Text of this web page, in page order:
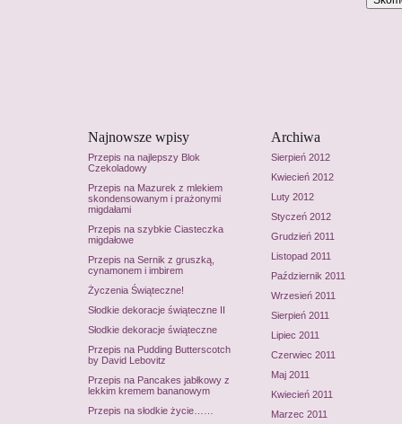
Najnowsze wpisy
Przepis na najlepszy Blok
Czekoladowy
Przepis na Mazurek z mlekiem
skondensowanym i prażonymi
migdałami
Przepis na szybkie Ciasteczka
migdałowe
Przepis na Sernik z gruszką,
cynamonem i imbirem
Życzenia Świąteczne!
Słodkie dekoracje świąteczne II
Słodkie dekoracje świąteczne
Przepis na Pudding Butterscotch
by David Lebovitz
Przepis na Pancakes jabłkowy z
lekkim kremem bananowym
Przepis na słodkie życie……
Archiwa
Sierpień 2012
Kwiecień 2012
Luty 2012
Styczeń 2012
Grudzień 2011
Listopad 2011
Październik 2011
Wrzesień 2011
Sierpień 2011
Lipiec 2011
Czerwiec 2011
Maj 2011
Kwiecień 2011
Marzec 2011